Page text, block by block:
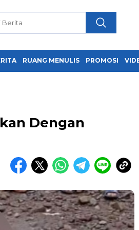
RUANG MENULIS PROMOSI
Dengan